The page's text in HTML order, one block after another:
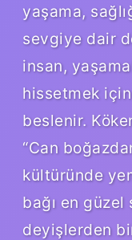
yaşama,
sevgiye dair
insan,
hissetmek
beslenir.
“Can
kültüründe
bağı en
deyişlerden